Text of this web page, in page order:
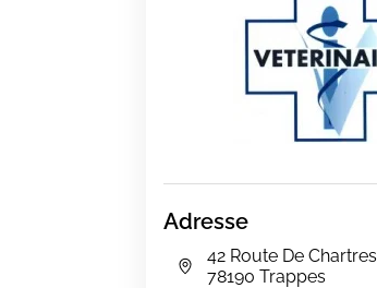
Adresse
42 Route De Chartres
78190 Trappes